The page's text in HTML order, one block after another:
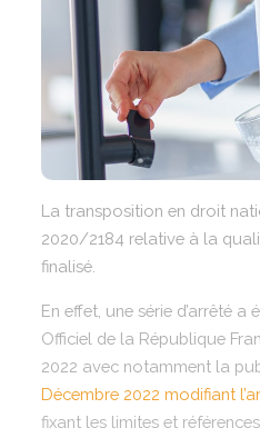
La transposition en droit
2020/2184 relative à la
finalisé.
En effet, une série d’arrêté
Officiel de la République
2022 avec notamment la
Décembre 2022 modifiant
fixant les limites et